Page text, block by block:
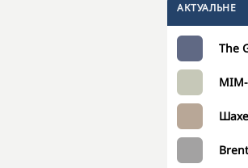
АКТУАЛЬНЕ
The
Brent